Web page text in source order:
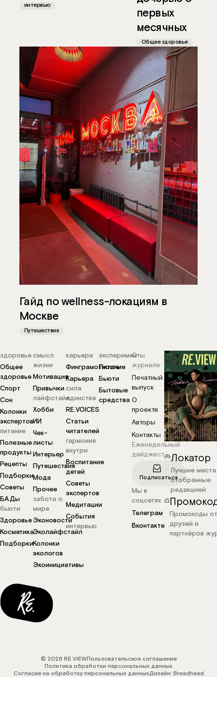
интервью
первых
месячных
Общее здоровье
Гайд по wellness-локациям в
Москве
Путешествия
здоровье
Общее
здоровье
Спорт
Сон
Колонки
экспертов
питание
Полезные
продукты
Рецепты
Подборки
Советы
БАДы
бьюти
Здоровье
Косметика
Подборки
смысл
жизни
Мотивация
Привычки
лайфстайл
Хобби
ИИ
Чек-
листы
Интерьер
Путешествия
Мода
Прочее
забота о
мире
Эконовости
Эколайфстайл
Колонки
экологов
Экоинициативы
карьера
Финграмотность
Карьера
сила
единства
RE.VOICES
Статьи
читателей
гармония
внутри
Воспитание
детей
Советы
экспертов
Медитации
События
интервью
эксперименты
Питание
Бьюти
Бытовые
средства
О
журнале
Печатный
выпуск
О
проекте
Авторы
Контакты
Еженедельный
дайджест
Подписаться
Мы в
соцсетях
Телеграм
Вконтакте
Локатор
Лучшие места
отобранные
редакцией
Промокоды
друзей и
партнёров
© 2026 RE.VIEWПользовательское соглашение
Политика обработки персональных данных
Согласие на обработку персональных данныхДизайн: Breadhead